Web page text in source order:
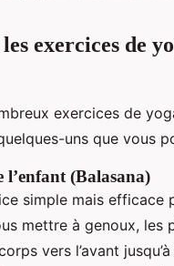
exercices de
exercices de
uns que vous
l’enfant (Balasana)
simple mais
mettre à genoux, les
vers l’avant